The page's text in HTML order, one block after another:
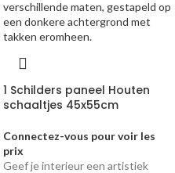
1 Schilders paneel Houten
schaaltjes 45x55cm
Connectez-vous pour voir les
prix
Geef je interieur een artistiek